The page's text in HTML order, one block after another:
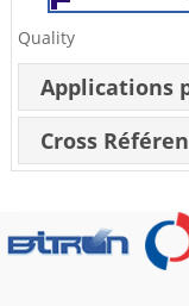
Quality
Applications
Cross